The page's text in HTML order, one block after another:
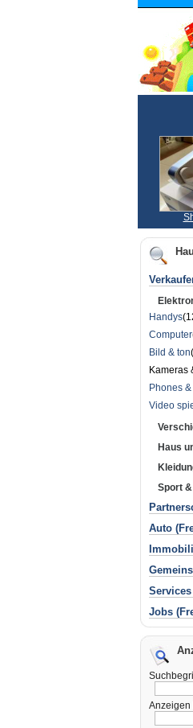
Handys
Computer
Bild & ton
Kameras
Phones
Video
Haus
Sport
Auto
Jobs
Anzeigen